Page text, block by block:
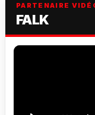
PARTENAIRE
FALK